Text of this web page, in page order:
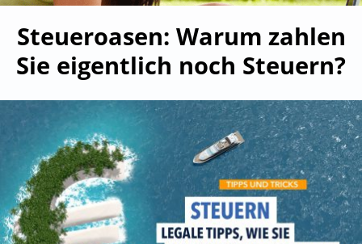
Steueroasen: Warum zahlen
Sie eigentlich noch Steuern?